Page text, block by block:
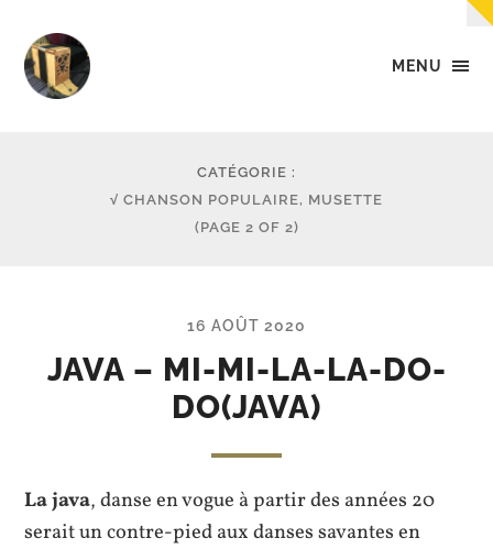
MENU
dans
CATÉGORIE :
√ CHANSON POPULAIRE, MUSETTE
(PAGE 2 OF 2)
16 AOÛT 2020
JAVA – MI-MI-LA-LA-DO-
DO(JAVA)
La java, danse en vogue à partir des années 20
serait un contre-pied aux danses savantes en